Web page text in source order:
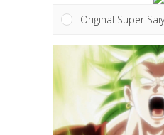
Original Super